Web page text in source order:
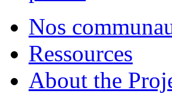
Nos
Ressources
About the